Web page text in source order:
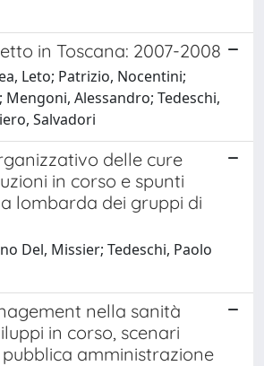
in Toscana: 2007-2008
Leto; Patrizio, Nocentini;
Mengoni, Alessandro; Tedeschi,
Salvadori
delle cure
in corso e spunti
lombarda dei gruppi di
Del, Missier; Tedeschi, Paolo
nella sanità
in corso, scenari
amministrazione